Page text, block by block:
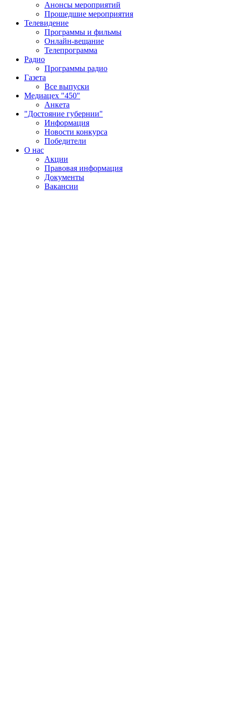
Анонсы мероприятий
Прошедшие мероприятия
Телевидение
Программы и фильмы
Онлайн-вещание
Телепрограмма
Радио
Программы радио
Газета
Все выпуски
Медиацех "450"
Анкета
"Достояние губернии"
Информация
Новости конкурса
Победители
О нас
Акции
Правовая информация
Документы
Вакансии